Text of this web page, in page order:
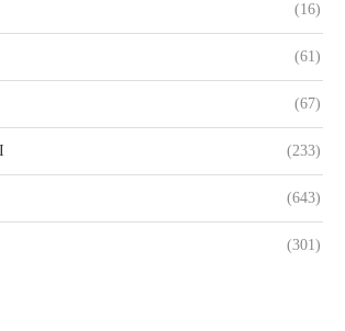
(16)
(61)
(67)
(233)
(643)
(301)